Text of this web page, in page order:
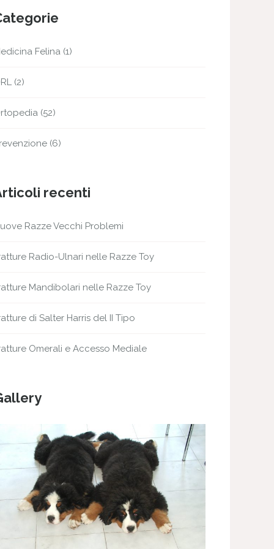
Felina (1)
(2)
(52)
(6)
recenti
Razze Vecchi Problemi
Radio-Ulnari nelle Razze Toy
Mandibolari nelle Razze Toy
di Salter Harris del II Tipo
Omerali e Accesso Mediale